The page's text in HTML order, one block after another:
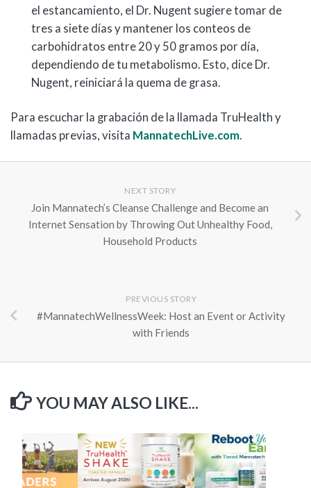
el estancamiento, el Dr. Nugent sugiere tomar de
tres a siete días y mantener los conteos de
carbohidratos entre 20 y 50 gramos por día,
dependiendo de tu metabolismo. Esto, dice Dr.
Nugent, reiniciará la quema de grasa.
Para escuchar la grabación de la llamada TruHealth y
llamadas previas, visita MannatechLive.com.
NEXT STORY
Join Mannatech’s Cleanse Challenge and Become an
Internet Sensation by Throwing Out Unhealthy Food,
Household Products
PREVIOUS STORY
#MannatechWellnessWeek: Host an Event or Activity
with Friends
YOU MAY ALSO LIKE...